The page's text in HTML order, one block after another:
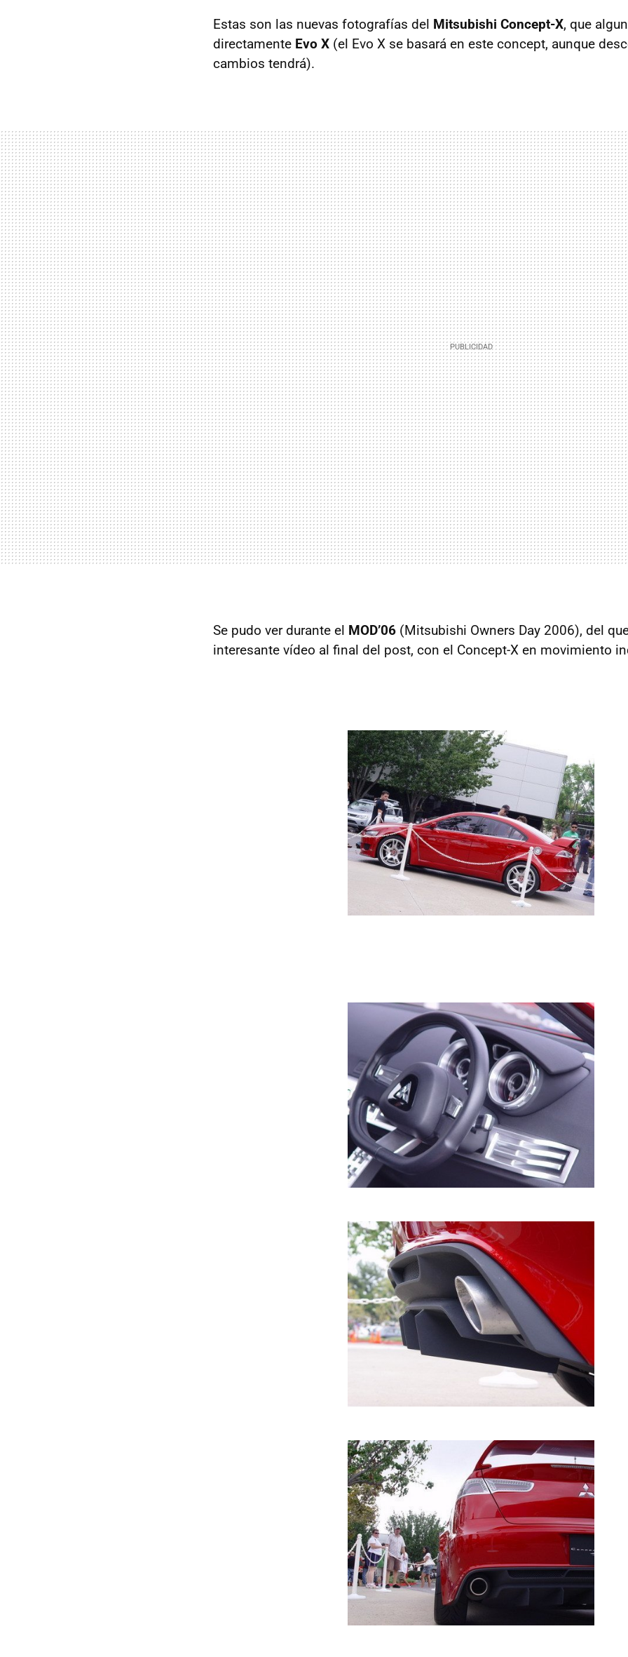
Estas son las nuevas fotografías del Mitsubishi Concept-X, que
directamente Evo X (el Evo X se basará en este concept, aunque
cambios tendrá).
Se pudo ver durante el MOD’06 (Mitsubishi Owners Day 2006), del
interesante vídeo al final del post, con el Concept-X en movimiento